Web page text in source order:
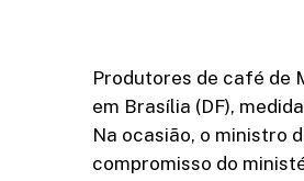
Produtores de café de
em Brasília (DF),
Na ocasião, o ministro
compromisso do